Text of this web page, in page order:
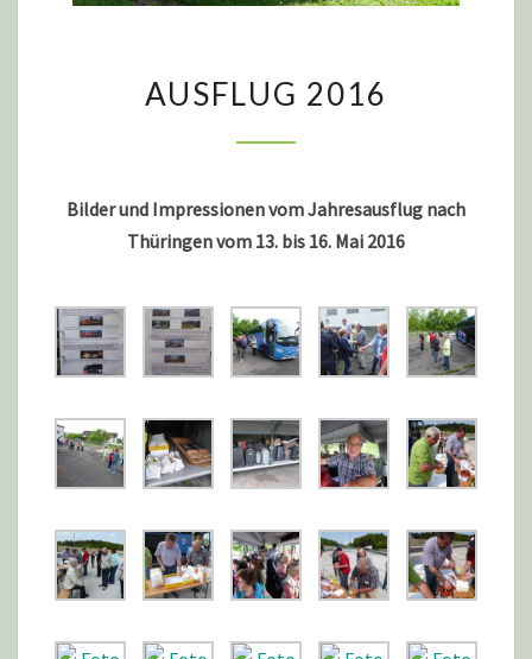
2016
AUSFLUG 2016
Bilder und Impressionen vom Jahresausflug nach
Thüringen vom 13. bis 16. Mai 2016